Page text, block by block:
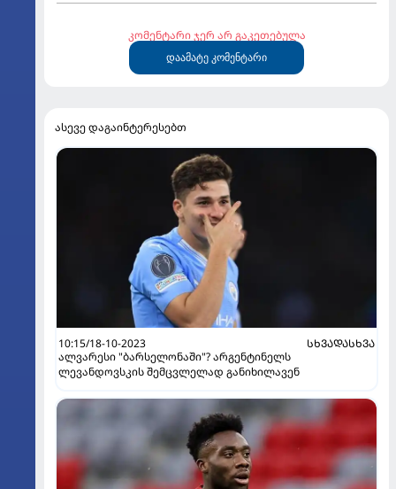
კომენტარი ჯერ არ გაკეთებულა
დაამატე კომენტარი
ასევე დაგაინტერესებთ
10:15/18-10-2023
ᲡᲮᲕᲐᲓᲐᲡᲮᲕᲐ
ალვარესი "ბარსელონაში"? არგენტინელს
ლევანდოვსკის შემცვლელად განიხილავენ